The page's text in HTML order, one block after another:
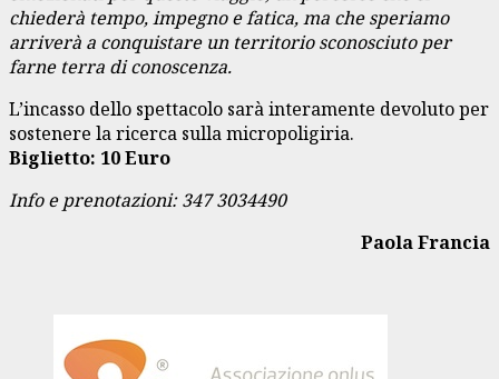
chiederà tempo, impegno e fatica, ma che speriamo
arriverà a conquistare un territorio sconosciuto per
farne terra di conoscenza.
L’incasso dello spettacolo sarà interamente devoluto per
sostenere la ricerca sulla micropoligiria.
Biglietto: 10 Euro
Info e prenotazioni: 347 3034490
Paola Francia